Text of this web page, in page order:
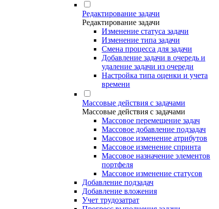
Редактирование задачи
Редактирование задачи
Изменение статуса задачи
Изменение типа задачи
Смена процесса для задачи
Добавление задачи в очередь и
удаление задачи из очереди
Настройка типа оценки и учета
времени
Массовые действия с задачами
Массовые действия с задачами
Массовое перемещение задач
Массовое добавление подзадач
Массовое изменение атрибутов
Массовое изменение спринта
Массовое назначение элементов
портфеля
Массовое изменение статусов
Добавление подзадач
Добавление вложения
Учет трудозатрат